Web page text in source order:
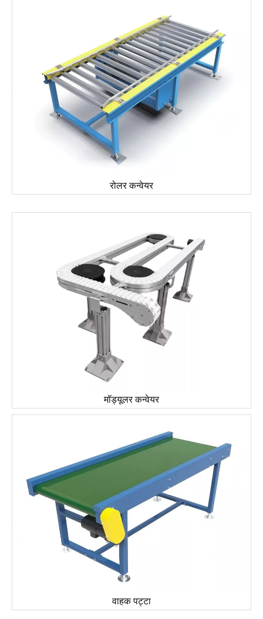
रोलर कन्वेयर
मॉड्यूलर कन्वेयर
वाहक पट्टा